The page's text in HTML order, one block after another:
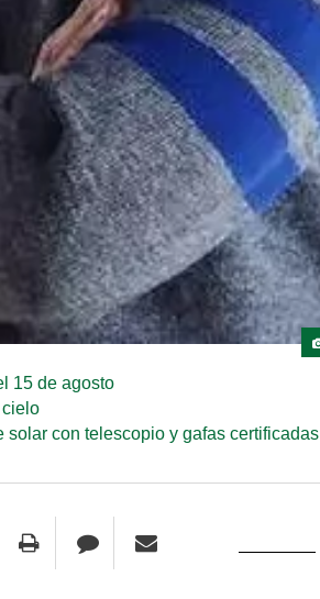
15 de agosto
con telescopio y gafas certificadas